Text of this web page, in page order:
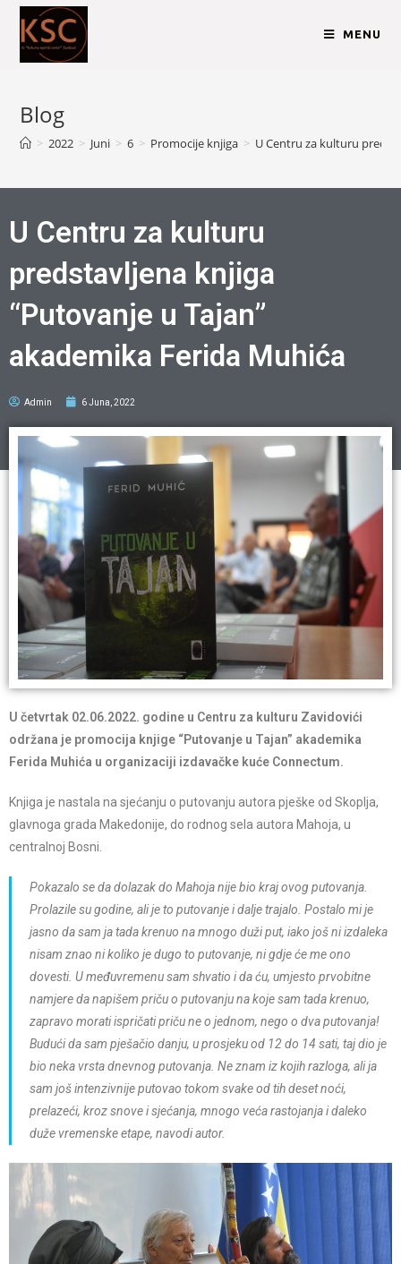
MENU
Blog
> 2022 > Juni > 6 > Promocije knjiga > U Centru za kulturu
U Centru za kulturu
predstavljena knjiga
“Putovanje u Tajan”
akademika Ferida Muhića
Admin 6 Juna, 2022
U četvrtak 02.06.2022. godine u Centru za kulturu Zavidovići
održana je promocija knjige “Putovanje u Tajan” akademika
Ferida Muhića u organizaciji izdavačke kuće Connectum.
Knjiga je nastala na sjećanju o putovanju autora pješke od Skoplja,
glavnoga grada Makedonije, do rodnog sela autora Mahoja, u
centralnoj Bosni.
Pokazalo se da dolazak do Mahoja nije bio kraj ovog putovanja.
Prolazile su godine, ali je to putovanje i dalje trajalo. Postalo mi je
jasno da sam ja tada krenuo na mnogo duži put, iako još ni izdaleka
nisam znao ni koliko je dugo to putovanje, ni gdje će me ono
dovesti. U međuvremenu sam shvatio i da ću, umjesto prvobitne
namjere da napišem priču o putovanju na koje sam tada krenuo,
zapravo morati ispričati priču ne o jednom, nego o dva putovanja!
Budući da sam pješačio danju, u prosjeku od 12 do 14 sati, taj dio je
bio neka vrsta dnevnog putovanja. Ne znam iz kojih razloga, ali ja
sam još intenzivnije putovao tokom svake od tih deset noći,
prelazeći, kroz snove i sjećanja, mnogo veća rastojanja i daleko
duže vremenske etape, navodi autor.